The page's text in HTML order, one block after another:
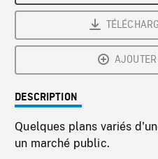
DESCRIPTION
Quelques plans variés
un marché public.